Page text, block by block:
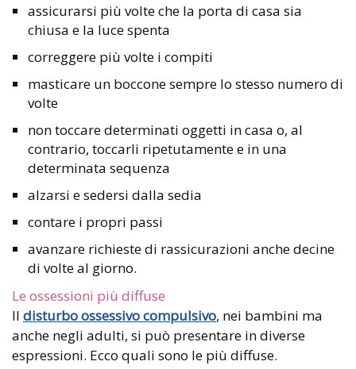
assicurarsi più volte che la porta di casa sia
chiusa e la luce spenta
correggere più volte i compiti
masticare un boccone sempre lo stesso numero di
volte
non toccare determinati oggetti in casa o, al
contrario, toccarli ripetutamente e in una
determinata sequenza
alzarsi e sedersi dalla sedia
contare i propri passi
avanzare richieste di rassicurazioni anche decine
di volte al giorno.
Le ossessioni più diffuse
Il disturbo ossessivo compulsivo, nei bambini ma
anche negli adulti, si può presentare in diverse
espressioni. Ecco quali sono le più diffuse.